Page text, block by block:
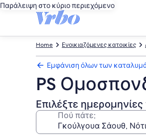
Παράλειψη στο κύριο περιεχόμενο
Ενοικιαζόμενες κατοικίες
Home
Εμφάνιση όλων των
PS
Επιλέξτε ημερομηνίες
Πού πάτε;